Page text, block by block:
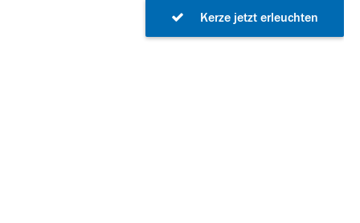
Kerze jetzt erleuchten